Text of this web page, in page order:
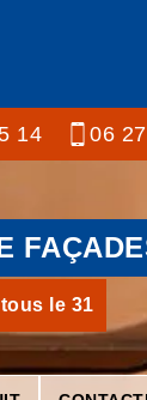
14 06
le 31